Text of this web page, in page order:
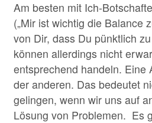
Am besten mit Ich-
(„Mir ist wichtig die Balance
von Dir, dass Du pünktlich
können allerdings nicht
entsprechend handeln. Eine
der anderen. Das bedeutet
gelingen, wenn wir uns auf
Lösung von Problemen. Es